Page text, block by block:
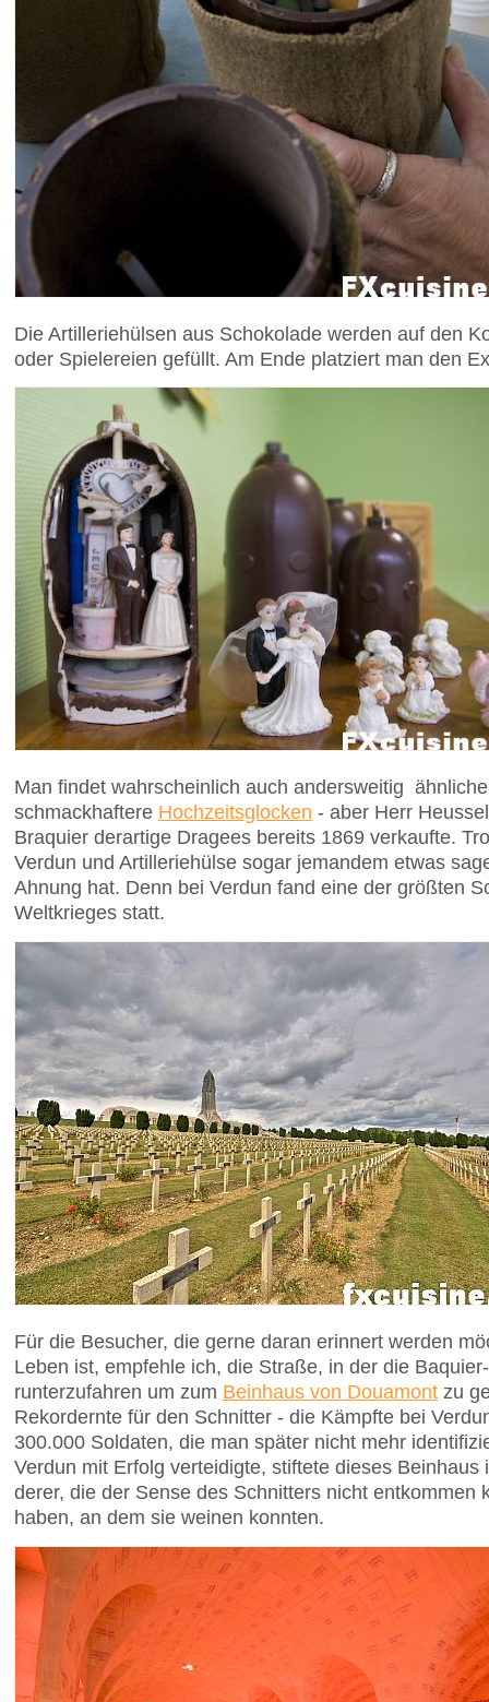
Die Artilleriehülsen aus Schokolade werden auf den
oder Spielereien gefüllt. Am Ende platziert man den
Man findet wahrscheinlich auch andersweitig
schmackhaftere Hochzeitsglocken - aber Herr
Braquier derartige Dragees bereits 1869 verkaufte.
Verdun und Artilleriehülse sogar jemandem etwas
Ahnung hat. Denn bei Verdun fand eine der größten
Weltkrieges statt.
Für die Besucher, die gerne daran erinnert werden
Leben ist, empfehle ich, die Straße, in der die
runterzufahren um zum Beinhaus von Douamont zu
Rekordernte für den Schnitter - die Kämpfte bei
300.000 Soldaten, die man später nicht mehr
Verdun mit Erfolg verteidigte, stiftete dieses
derer, die der Sense des Schnitters nicht entkommen
haben, an dem sie weinen konnten.